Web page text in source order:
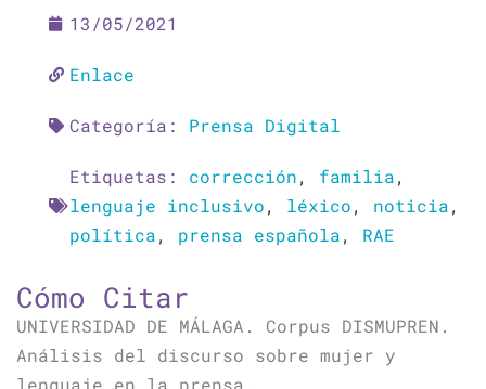
13/05/2021
Enlace
Categoría: Prensa Digital
Etiquetas: corrección, familia,
lenguaje inclusivo, léxico, noticia,
política, prensa española, RAE
Cómo Citar
UNIVERSIDAD DE MÁLAGA. Corpus DISMUPREN.
Análisis del discurso sobre mujer y
lenguaje en la prensa.